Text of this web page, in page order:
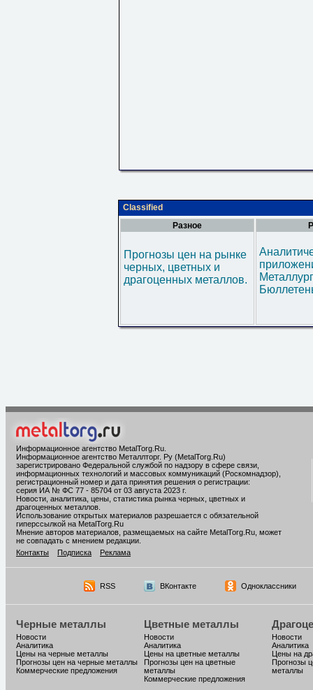
Classified
Разное
Прогнозы цен на рынке
черных, цветных и
драгоценных металлов.
Информационное агентство MetalTorg.Ru
Информационное агентство Металлторг. Ру (MetalTorg.Ru)
зарегистрировано Федеральной службой по надзору в сфере связи,
информационных технологий и массовых коммуникаций (Роскомнадзор),
регистрационный номер и дата принятия решения о регистрации:
серия ИА № ФС 77 - 85704 от 03 августа 2023 г.
Новости, аналитика, цены, статистика рынка черных, цветных и
драгоценных металлов.
Использование открытых материалов разрешается с обязательной
гиперссылкой на MetalTorg.Ru
Мнение авторов материалов, размещаемых на сайте MetalTorg.Ru, может
не совпадать с мнением редакции.
Контакты
Подписка Реклама
RSS ВКонтакте Одноклассники
Черные металлы
Новости
Аналитика
Цены на черные металлы
Прогнозы цен на черные металлы
Коммерческие предложения
Цветные металлы
Новости
Аналитика
Цены на цветные металлы
Прогнозы цен на цветные
металлы
Коммерческие предложения
Новости
Аналитика
Цены на
Прогнозы
металлы